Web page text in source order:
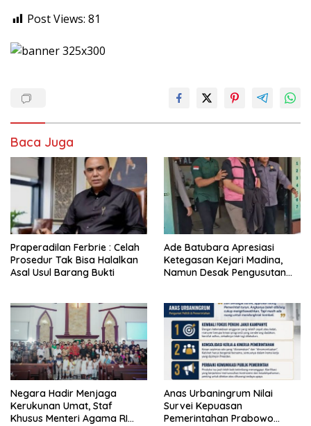
Post Views: 81
Baca Juga
Praperadilan Ferbrie : Celah
Prosedur Tak Bisa Halalkan
Asal Usul Barang Bukti
Ade Batubara Apresiasi
Ketegasan Kejari Madina,
Namun Desak Pengusutan
Terlibat Kasus Smart Village
Negara Hadir Menjaga
Kerukunan Umat, Staf
Khusus Menteri Agama RI
Anas Urbaningrum Nilai
Survei Kepuasan
Pemerintahan Prabowo